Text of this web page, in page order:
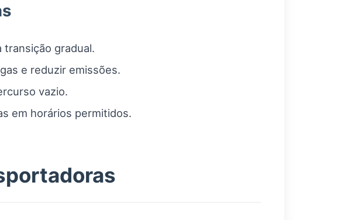
transição gradual.
e reduzir emissões.
vazio.
em horários permitidos.